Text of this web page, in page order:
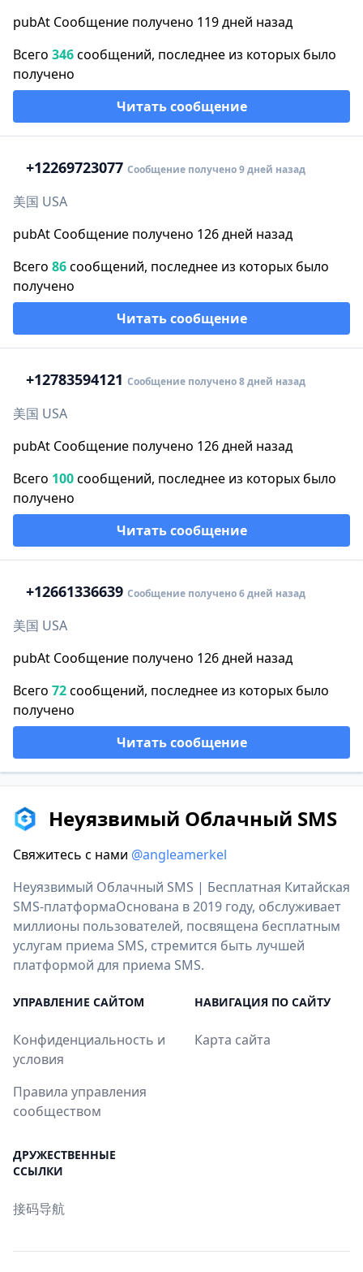
pubAt Сообщение получено 119 дней назад
Всего 346сообщений, последнее из которых было
получено
Читать сообщение
+12269723077 Сообщение получено 9 дней назад
美国 USA
pubAt Сообщение получено 126 дней назад
Всего 86сообщений, последнее из которых было
получено
Читать сообщение
+12783594121 Сообщение получено 8 дней назад
美国 USA
pubAt Сообщение получено 126 дней назад
Всего 100сообщений, последнее из которых было
получено
Читать сообщение
+12661336639 Сообщение получено 6 дней назад
美国 USA
pubAt Сообщение получено 126 дней назад
Всего 72сообщений, последнее из которых было
получено
Читать сообщение
Неуязвимый Облачный SMS
Свяжитесь с нами @angleamerkel
Неуязвимый Облачный SMS | Бесплатная Китайская
SMS-платформаОснована в 2019 году, обслуживает
миллионы пользователей, посвящена бесплатным
услугам приема SMS, стремится быть лучшей
платформой для приема SMS.
УПРАВЛЕНИЕ САЙТОМ
Конфиденциальность и
условия
Правила управления
сообществом
НАВИГАЦИЯ ПО САЙТУ
Карта сайта
ДРУЖЕСТВЕННЫЕ
ССЫЛКИ
接码导航